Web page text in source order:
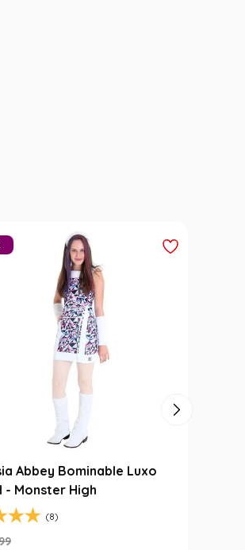
Junina Infantil Branca
com Fitas Coloridas
,99
R$ 49,99